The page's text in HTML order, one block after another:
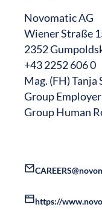
Novomatic AG
Wiener Straße
2352
+43 2252 606 0
Mag. (FH) Tanja
Group
Group Human
https://